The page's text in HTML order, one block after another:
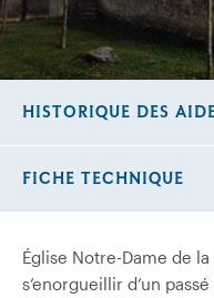
Église Notre-Dame de
s’enorgueillir d’un
HISTORIQUE DES
FICHE TECHNIQUE